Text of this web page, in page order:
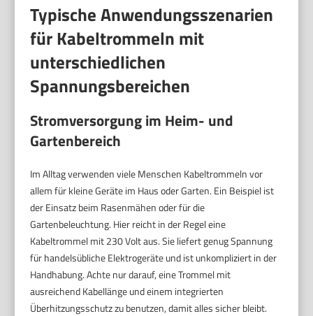
Typische Anwendungsszenarien
für Kabeltrommeln mit
unterschiedlichen
Spannungsbereichen
Stromversorgung im Heim- und
Gartenbereich
Im Alltag verwenden viele Menschen Kabeltrommeln vor
allem für kleine Geräte im Haus oder Garten. Ein Beispiel ist
der Einsatz beim Rasenmähen oder für die
Gartenbeleuchtung. Hier reicht in der Regel eine
Kabeltrommel mit 230 Volt aus. Sie liefert genug Spannung
für handelsübliche Elektrogeräte und ist unkompliziert in der
Handhabung. Achte nur darauf, eine Trommel mit
ausreichend Kabellänge und einem integrierten
Überhitzungsschutz zu benutzen, damit alles sicher bleibt.